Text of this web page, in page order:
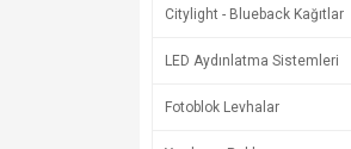
Citylight - Blueback Kağıtlar
LED Aydınlatma Sistemleri
Fotoblok Levhalar